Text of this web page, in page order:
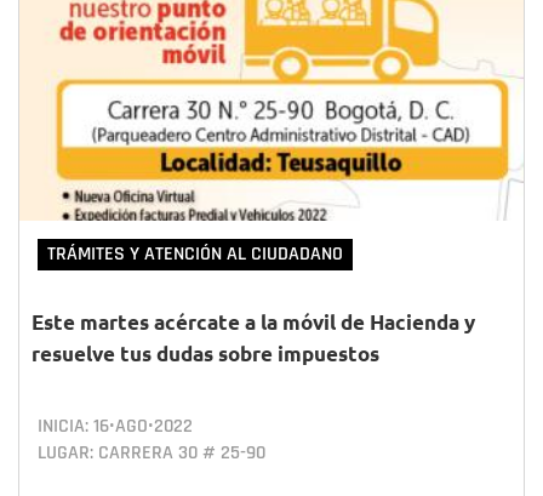
TRÁMITES Y ATENCIÓN AL CIUDADANO
Este martes acércate a la móvil de Hacienda y
resuelve tus dudas sobre impuestos
INICIA:16•AGO•2022
LUGAR: CARRERA 30 # 25-90